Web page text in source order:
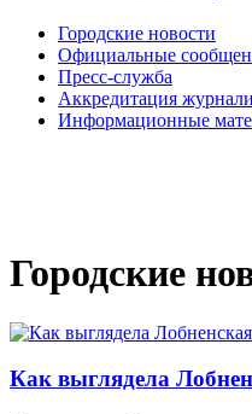
Городские новости
Официальные
Пресс-служба
Аккредитация
Информационные
Городские
Как выглядела